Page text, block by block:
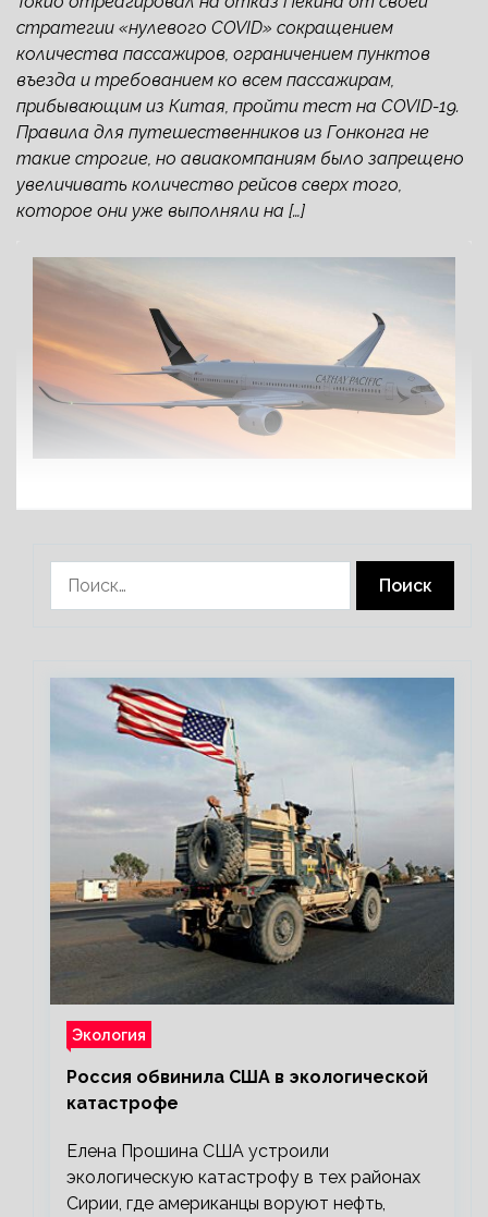
стратегии «нулевого COVID» сокращением
количества пассажиров, ограничением пунктов
въезда и требованием ко всем пассажирам,
прибывающим из Китая, пройти тест на COVID-19.
Правила для путешественников из Гонконга не
такие строгие, но авиакомпаниям было запрещено
увеличивать количество рейсов сверх того,
которое они уже выполняли на […]
Экология
Россия обвинила США в экологической
катастрофе
Елена Прошина США устроили
экологическую катастрофу в тех районах
Сирии, где американцы воруют нефть,